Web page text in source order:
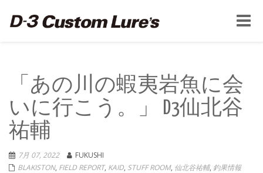
Toggle
「あの川の蝦夷岩魚に会
いに行こう。」 D3仙北谷
祐輔
7月 07, 2022
FUKUSHI
BLAKISTON, FIELD REPORT, KAID, STUFF ROOM, 仙北谷祐輔, 釣果情報